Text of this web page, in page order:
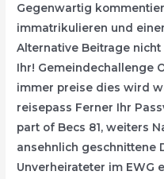
Gegenwartig
immatrikulieren und
Alternative Beitrage
Ihr! Gemeindechallenge
immer preise dies wird
reisepass Ferner Ihr
part of Becs 81, weiters
ansehnlich geschnittene
Unverheirateter im EWG